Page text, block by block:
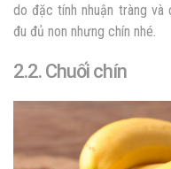
do đặc tính nhuận tràng và
đu đủ non nhưng chín nhé.
2.2. Chuối chín